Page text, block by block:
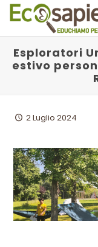
Esploratori
estivo
2 Luglio 2024